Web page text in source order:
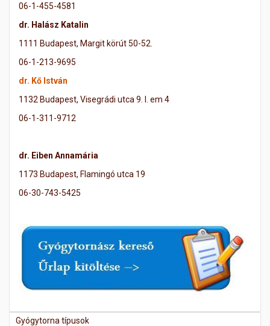
06-1-455-4581
dr. Halász Katalin
1111 Budapest, Margit körút 50-52.
06-1-213-9695
dr. Kő István
1132 Budapest, Visegrádi utca 9. I. em 4
06-1-311-9712
dr. Eiben Annamária
1173 Budapest, Flamingó utca 19
06-30-743-5425
Gyógytorna típusok